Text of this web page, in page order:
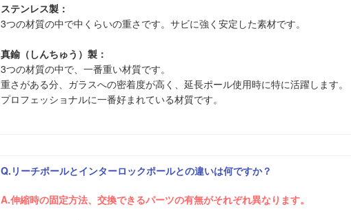
ステンレス製：
3つの材質の中で中くらいの重さです。サビに強く安定した素材です。
真鍮（しんちゅう）製：
3つの材質の中で、一番重い材質です。
重さがある分、ガラスへの密着度が高く、延長ポール使用時に特に活躍します。
プロフェッショナルに一番好まれている材質です。
Q.リーチポールとインターロックポールとの違いは何ですか？
A.伸縮時の固定方法、交換できるパーツの有無がそれぞれ異なります。